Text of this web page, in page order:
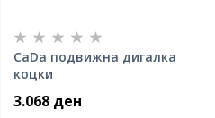
CaDa подвижна дигалка
коцки
3.068 ден